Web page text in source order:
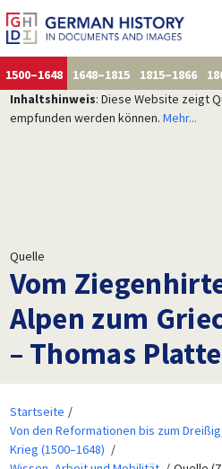
1500–1648 1648–1815 1815–1866
Inhaltshinweis: Diese Website zeigt
empfunden werden können. Mehr...
Quelle
Vom
Alpen zum
– Thomas
Startseite
Von den Reformationen bis zum
Krieg (1500–1648)